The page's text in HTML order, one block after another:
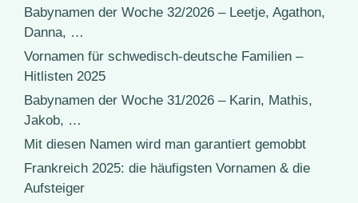
Babynamen der Woche 32/2026 – Leetje, Agathon,
Danna, …
Vornamen für schwedisch-deutsche Familien –
Hitlisten 2025
Babynamen der Woche 31/2026 – Karin, Mathis,
Jakob, …
Mit diesen Namen wird man garantiert gemobbt
Frankreich 2025: die häufigsten Vornamen & die
Aufsteiger